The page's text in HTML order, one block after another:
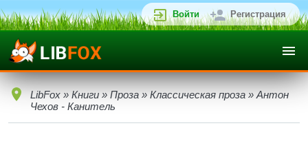
Войти Регистрация
LibFox » Книги » Проза » Классическая проза » Антон
Чехов - Канитель